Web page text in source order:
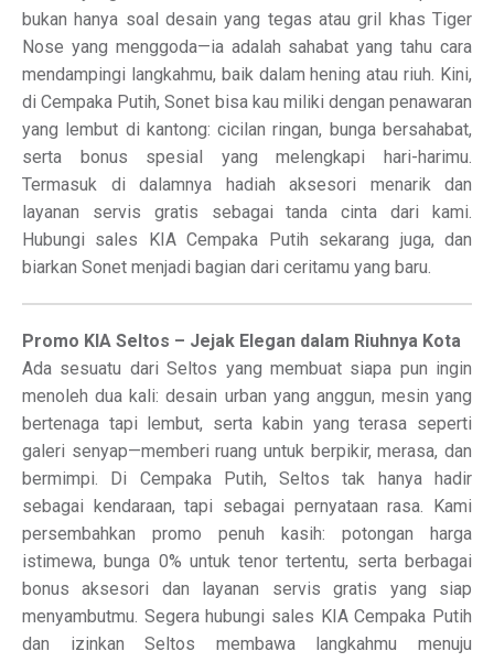
bukan hanya soal desain yang tegas atau gril khas Tiger
Nose yang menggoda—ia adalah sahabat yang tahu cara
mendampingi langkahmu, baik dalam hening atau riuh. Kini,
di Cempaka Putih, Sonet bisa kau miliki dengan penawaran
yang lembut di kantong: cicilan ringan, bunga bersahabat,
serta bonus spesial yang melengkapi hari-harimu.
Termasuk di dalamnya hadiah aksesori menarik dan
layanan servis gratis sebagai tanda cinta dari kami.
Hubungi sales KIA Cempaka Putih sekarang juga, dan
biarkan Sonet menjadi bagian dari ceritamu yang baru.
Promo KIA Seltos – Jejak Elegan dalam Riuhnya Kota
Ada sesuatu dari Seltos yang membuat siapa pun ingin
menoleh dua kali: desain urban yang anggun, mesin yang
bertenaga tapi lembut, serta kabin yang terasa seperti
galeri senyap—memberi ruang untuk berpikir, merasa, dan
bermimpi. Di Cempaka Putih, Seltos tak hanya hadir
sebagai kendaraan, tapi sebagai pernyataan rasa. Kami
persembahkan promo penuh kasih: potongan harga
istimewa, bunga 0% untuk tenor tertentu, serta berbagai
bonus aksesori dan layanan servis gratis yang siap
menyambutmu. Segera hubungi sales KIA Cempaka Putih
dan izinkan Seltos membawa langkahmu menuju